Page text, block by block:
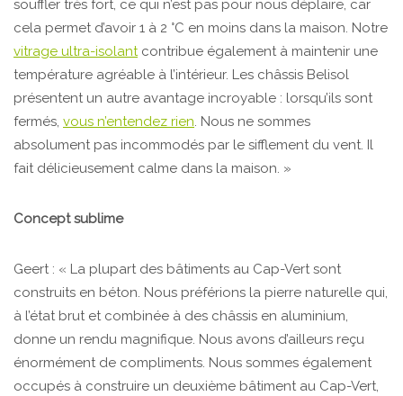
souffler très fort, ce qui n’est pas pour nous déplaire, car
cela permet d’avoir 1 à 2 °C en moins dans la maison. Notre
vitrage ultra-isolantcontribue également à maintenir une
température agréable à l’intérieur. Les châssis Belisol
présentent un autre avantage incroyable : lorsqu’ils sont
fermés, vous n’entendez rien. Nous ne sommes
absolument pas incommodés par le sifflement du vent. Il
fait délicieusement calme dans la maison. »
Concept sublime
Geert : « La plupart des bâtiments au Cap-Vert sont
construits en béton. Nous préférions la pierre naturelle qui,
à l’état brut et combinée à des châssis en aluminium,
donne un rendu magnifique. Nous avons d’ailleurs reçu
énormément de compliments. Nous sommes également
occupés à construire un deuxième bâtiment au Cap-Vert,